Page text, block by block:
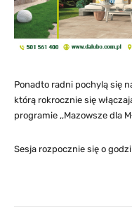
Ponadto radni pochylą się
którą rokrocznie się
programie ,,Mazowsze dla
Sesja rozpocznie się o